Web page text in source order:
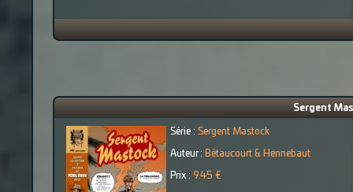
Sergent
Série : Sergent Mastock
Auteur : Bétaucourt & Hennebaut
Prix : 9.45 €